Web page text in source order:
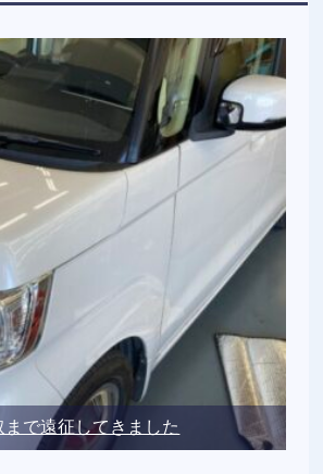
で遠征してきました